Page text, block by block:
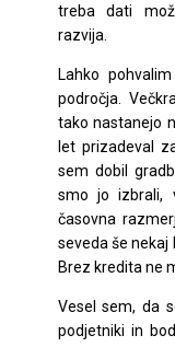
treba dati
razvija.
Lahko
področja.
tako nastanejo
let prizadeval
sem dobil
smo jo izbrali,
časovna
seveda še nekaj
Brez kredita ne
Vesel sem, da
podjetniki in